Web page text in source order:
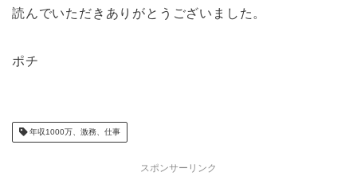
読んでいただきありがとうございました。
ポチ
年収1000万、激務、仕事
スポンサーリンク